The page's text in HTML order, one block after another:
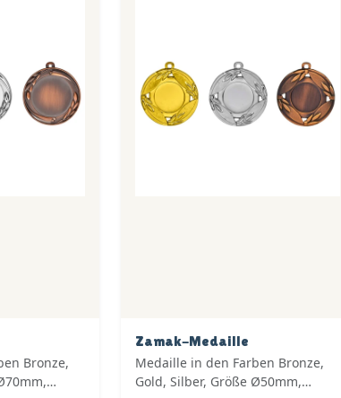
Bronze,
Zamak-Medaille
Medaille in den Farben Bronze,
Gold, Silber, Größe Ø50mm,